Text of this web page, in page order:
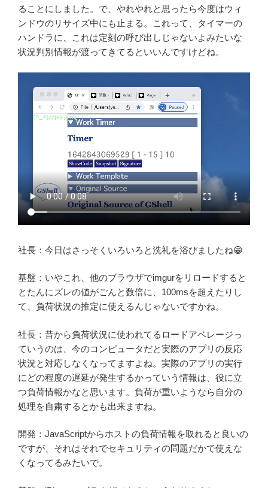
ることにしました。で、やれやれと思ったら今度はウィ
ンドウのリサイズ中にも止まる。これって、タイマーの
ハンドラに、これは定刻の呼び出しじゃないよみたいな
状況判別情報が渡ってきてるといいんですけどね。
社長：今日はさっそくいろいろと洗礼を浴びましたね😁
基盤：いやこれ、他のブラウザでimgurをリロードすると
とたんにズレの値がごんと数倍に、100msを超えたりし
て、負荷状況の推定に使えるんじゃないですかね。
社長：昔から負荷状況に使われてるロードアベレージっ
ていうのは、今のコンピュータだと実際のアプリの反応
状況と対応しなくなってますよね。実際のアプリの実行
にどの程度の遅延が発生するかっていう情報は、役に立
つ負荷情報かなと思います。負荷が重いようなら自分の
処理を自粛するとかも出来ますね。
開発：JavaScriptからホストの負荷情報を取れると良いの
ですが、それはそれでセキュリティの問題だかで使えな
くなってるみたいで。